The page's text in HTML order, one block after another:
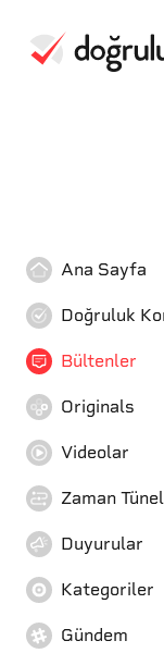
Ana Sayfa
Doğruluk
Bültenler
Originals
Videolar
Zaman
Duyurular
Kategoriler
Gündem